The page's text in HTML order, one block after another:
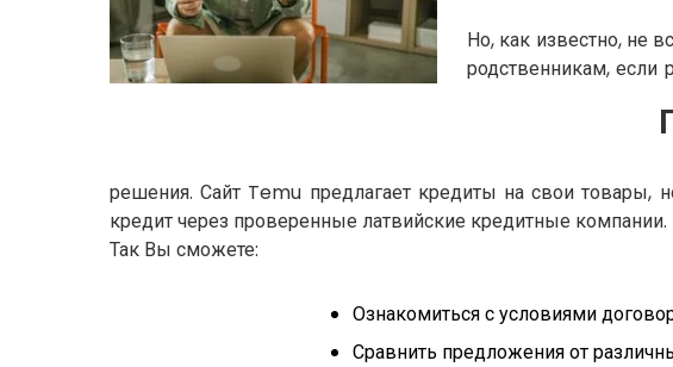
Но, как известно, не
родственникам, если
решения. Сайт Temu предлагает кредиты на свои товары,
кредит через проверенные латвийские кредитные компании.
Так Вы сможете:
Ознакомиться с условиями
Сравнить предложения от